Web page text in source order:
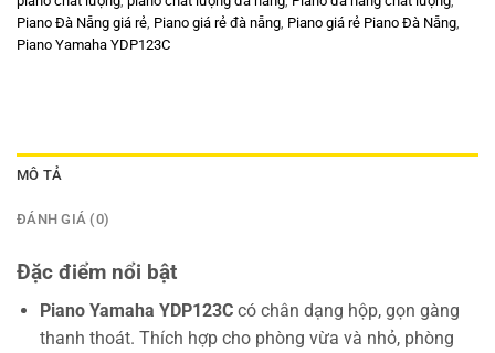
Piano Đà Nẵng giá rẻ, Piano giá rẻ đà nẵng, Piano giá rẻ Piano Đà Nẵng,
Piano Yamaha YDP123C
MÔ TẢ
ĐÁNH GIÁ (0)
Đặc điểm nổi bật
Piano Yamaha YDP123C có chân dạng hộp, gọn gàng
thanh thoát. Thích hợp cho phòng vừa và nhỏ, phòng